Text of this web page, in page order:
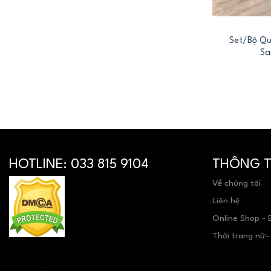
Set/Bộ
HOTLINE: 033 815 9104 THÔNG
Về chúng tôi
Liên hệ
Online Shop -
Thời trang nữ-